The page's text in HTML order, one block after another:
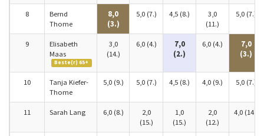
8
Bernd
Thome
8,0
(3.)
5,0 (7.) 4,5 (8.)
3,0
(11.)
5,0 (7.)
9
Elisabeth
Maas
Beste(r) 65+
3,0
(14.)
6,0 (4.)
7,0
(2.)
6,0 (4.)
7,0
(3.)
10
Tanja Kiefer-
Thome
5,0 (9.) 5,0 (7.) 4,5 (8.) 4,0 (9.) 5,0 (7.)
11 Sarah Lang 6,0 (8.)
2,0
(15.)
1,0
(15.)
2,0
(12.)
4,0 (14.)